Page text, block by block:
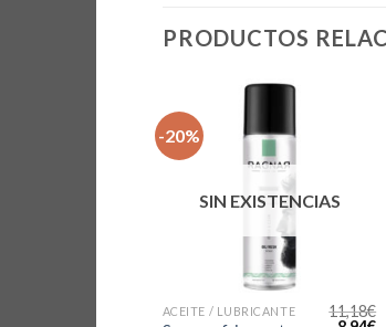
PRODUCTOS
-20%
SIN EXISTENCIAS
ACEITE / LUBRICANTE 11,18€